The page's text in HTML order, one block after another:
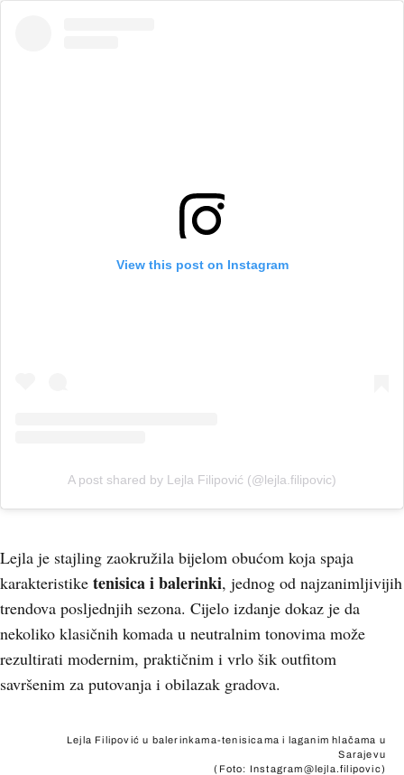
View this post on Instagram
A post shared by Lejla Filipović (@lejla.filipovic)
Lejla je stajling zaokružila bijelom obućom koja spaja
karakteristike tenisica i balerinki, jednog od najzanimljivijih
trendova posljednjih sezona. Cijelo izdanje dokaz je da
nekoliko klasičnih komada u neutralnim tonovima može
rezultirati modernim, praktičnim i vrlo šik outfitom
savršenim za putovanja i obilazak gradova.
Lejla Filipović u balerinkama-tenisicama i laganim hlačama u
Sarajevu
(Foto: Instagram@lejla.filipovic)